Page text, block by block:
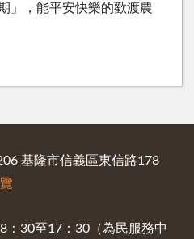
」，能平安快樂的歡渡農
基隆市信義區東信路178
：30至17：30（為民服務中